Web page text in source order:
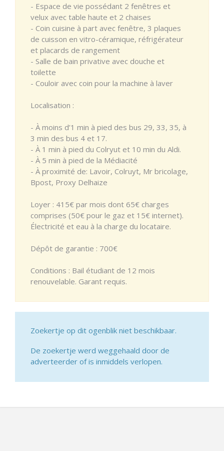
- Espace de vie possédant 2 fenêtres et
velux avec table haute et 2 chaises
- Coin cuisine à part avec fenêtre, 3 plaques
de cuisson en vitro-céramique, réfrigérateur
et placards de rangement
- Salle de bain privative avec douche et
toilette
- Couloir avec coin pour la machine à laver
Localisation :
- À moins d’1 min à pied des bus 29, 33, 35, à
3 min des bus 4 et 17.
- À 1 min à pied du Colryut et 10 min du Aldi.
- À 5 min à pied de la Médiacité
- À proximité de: Lavoir, Colruyt, Mr bricolage,
Bpost, Proxy Delhaize
Loyer : 415€ par mois dont 65€ charges
comprises (50€ pour le gaz et 15€ internet).
Électricité et eau à la charge du locataire.
Dépôt de garantie : 700€
Conditions : Bail étudiant de 12 mois
renouvelable. Garant requis.
Zoekertje op dit ogenblik niet beschikbaar.
De zoekertje werd weggehaald door de
adverteerder of is inmiddels verlopen.